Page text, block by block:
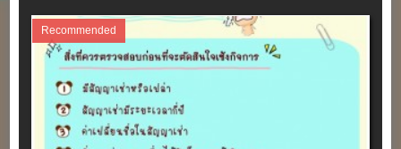
Recommended